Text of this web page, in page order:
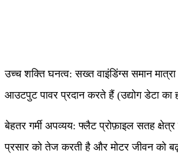
उच्च शक्ति घनत्व: सख्त वाइंडिंग्स समान
आउटपुट पावर प्रदान करते हैं (उद्योग डेटा का
​बेहतर गर्मी अपव्यय: फ्लैट प्रोफ़ाइल सतह क्षेत्र
प्रसार को तेज करती है और मोटर जीवन को